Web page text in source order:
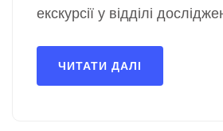
екскурсії у відділі
ЧИТАТИ ДАЛІ